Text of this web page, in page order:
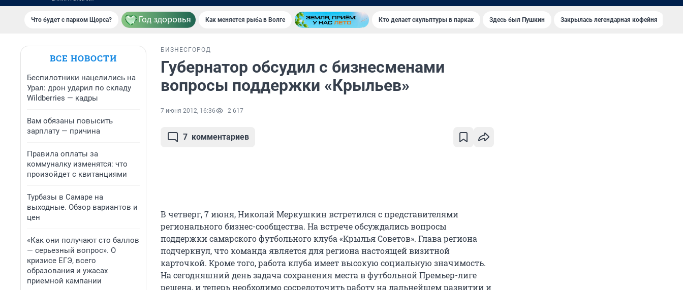
Что будет с парком Щорса? Как меняется рыба в Волге Кто делает скульптуры в парках Здесь был Пушкин Закрылась легендарная кофейня
ВСЕ НОВОСТИ
Беспилотники нацелились на
Урал: дрон ударил по складу
Wildberries — кадры
Вам обязаны повысить
зарплату — причина
Правила оплаты за
коммуналку изменятся: что
произойдет с квитанциями
Турбазы в Самаре на
выходные. Обзор вариантов и
цен
«Как они получают сто баллов
— серьезный вопрос». О
кризисе ЕГЭ, всего
образования и ужасах
приемной кампании
БИЗНЕС ГОРОД
Губернатор обсудил с бизнесменами
вопросы поддержки «Крыльев»
7 июня 2012, 16:36 2 617
7 комментариев
В четверг, 7 июня, Николай Меркушкин встретился с представителями
регионального бизнес-сообщества. На встрече обсуждались вопросы
поддержки самарского футбольного клуба «Крылья Советов». Глава региона
подчеркнул, что команда является для региона настоящей визитной
карточкой. Кроме того, работа клуба имеет высокую социальную значимость.
На сегодняшний день задача сохранения места в футбольной Премьер-лиге
решена, и теперь необходимо сосредоточить работу на дальнейшем развитии и